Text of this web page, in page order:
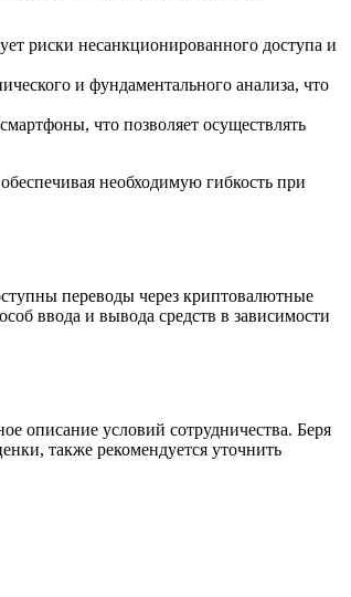
риски несанкционированного доступа и
и фундаментального анализа, что
что позволяет осуществлять
необходимую гибкость при
переводы через криптовалютные
ввода и вывода средств в зависимости
описание условий сотрудничества. Беря
также рекомендуется уточнить